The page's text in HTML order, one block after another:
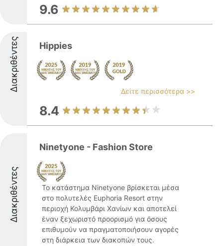
9.6
Διακριθέντες Hippies
Δείτε περισσότερα >>
8.4
Διακριθέντες
Ninetyone - Fashion Store
Το κατάστημα Ninetyone βρίσκεται μέσα
στο πολυτελές Euphoria Resort στην
περιοχή Κολυμβάρι Χανίων και αποτελεί
έναν ξεχωριστό προορισμό για όσους
επιθυμούν να πραγματοποιήσουν αγορές
στη διάρκεια των διακοπών τους.